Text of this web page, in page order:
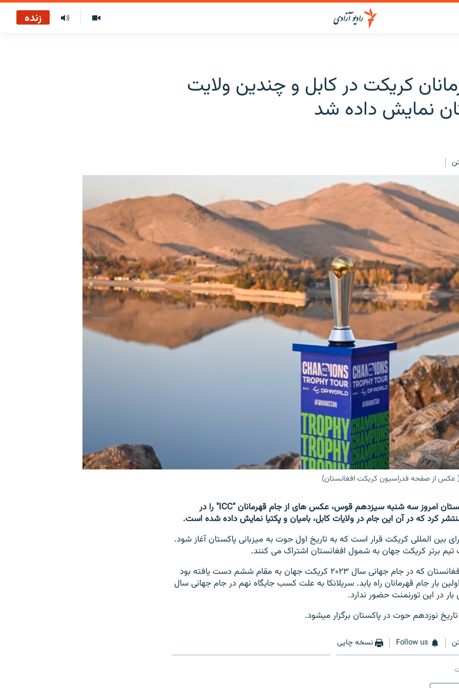
زنده
کریکت در کابل و چندین ولایت
نمایش داده شد
عکس از صفحه فدراسیون کریکت افغانستان)
کریکت بورد افغانستان امروز سه شنبه سیزدهم قوس، عکس های از جام قهرمانان "ICC" را در
کرد که در آن این جام در ولایات کابل، بامیان و پکتیا نمایش داده شده است.
بین المللی کریکت قرار است که به تاریخ اول حوت به میزبانی پاکستان آغاز شود.
برتر کریکت جهان به شمول افغانستان اشتراک می کنند.
تیم ملی کریکت افغانستان که در جام جهانی سال ۲۰۲۳ کریکت جهان به مقام ششم دست یافته بود
بار جام قهرمانان راه یابد. سریلانکا به علت کسب جایگاه نهم در جام جهانی سال
در این تورنمنت حضور ندارد.
نوزدهم حوت در پاکستان برگزار میشود.
Follow us نسخه چاپی